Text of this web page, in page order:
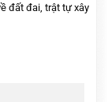
đất đai, trật tự xây